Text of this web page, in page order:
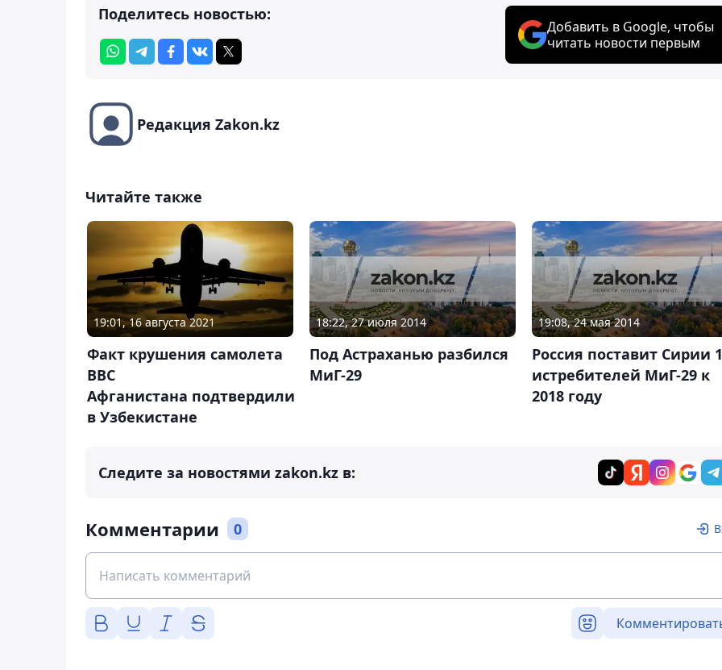
Поделитесь новостью:
Добавить в Google, чтобы
читать новости первым
Редакция Zakon.kz
Читайте также
19:01, 16 августа 2021
Факт крушения самолета
ВВС
Афганистана подтвердили
в Узбекистане
18:22, 27 июля 2014
Под Астраханью разбился
МиГ-29
19:08, 24 мая 2014
Россия поставит Сирии
истребителей МиГ-29 к
2018 году
Следите за новостями zakon.kz в:
Комментарии 0